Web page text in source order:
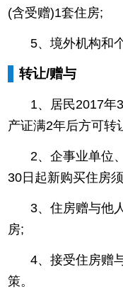
(含受赠)1套住房;
5、境外机构和
转让/赠与
1、居民2017年
产证满2年后方可转
2、企事业单位
30日起新购买住房
3、住房赠与他
房;
4、接受住房赠
策。